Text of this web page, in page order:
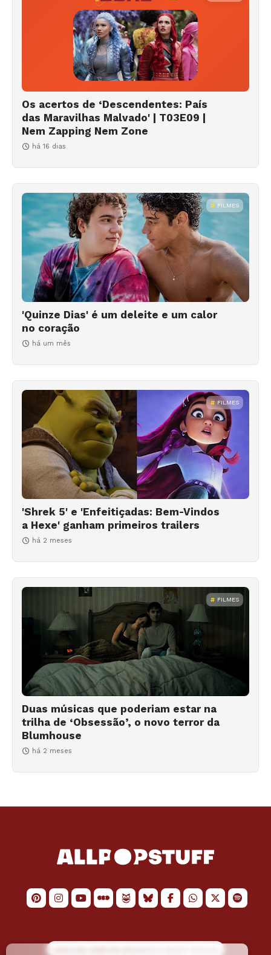
Os acertos de ‘Descendentes: País
das Maravilhas Malvado' | T03E09 |
Nem Zapping Nem Zone
há 16 dias
FILMES
'Quinze Dias' é um deleite e um calor
no coração
há um mês
FILMES
'Shrek 5' e 'Enfeitiçadas: Bem-Vindos
a Hexe' ganham primeiros trailers
há 2 meses
FILMES
Duas músicas que poderiam estar na
trilha de ‘Obsessão’, o novo terror da
Blumhouse
há 2 meses